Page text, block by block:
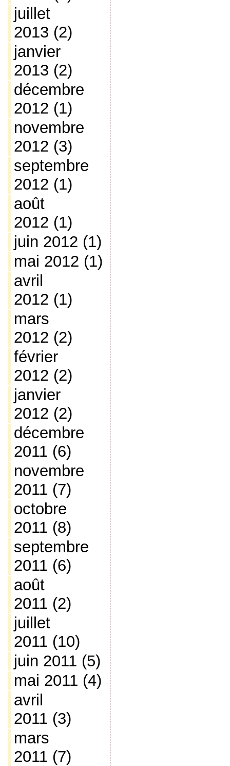
juillet
2013 (2)
janvier
2013 (2)
décembre
2012 (1)
novembre
2012 (3)
septembre
2012 (1)
août
2012 (1)
juin 2012 (1)
mai 2012 (1)
avril
2012 (1)
mars
2012 (2)
février
2012 (2)
janvier
2012 (2)
décembre
2011 (6)
novembre
2011 (7)
octobre
2011 (8)
septembre
2011 (6)
août
2011 (2)
juillet
2011 (10)
juin 2011 (5)
mai 2011 (4)
avril
2011 (3)
mars
2011 (7)